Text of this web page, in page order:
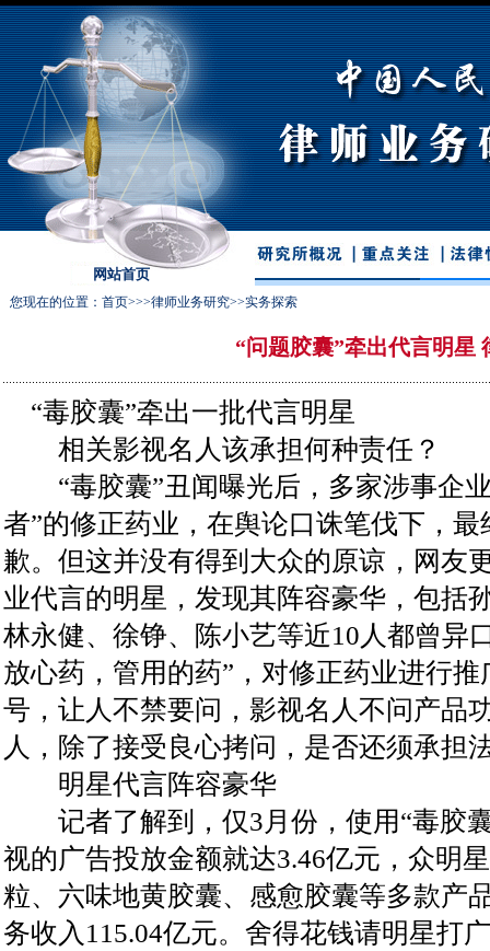
网站首页
您现在的位置： 首页>>>律师业务研究>>实务探索
“问题胶囊”牵出代言明星
“毒胶囊”牵出一批代言明星
相关影视名人该承担何种责任？
“毒胶囊”丑闻曝光后，多家涉事企
者”的修正药业，在舆论口诛笔伐下，
歉。但这并没有得到大众的原谅，网友
业代言的明星，发现其阵容豪华，包括
林永健、徐铮、陈小艺等近10人都曾异
放心药，管用的药”，对修正药业进行
号，让人不禁要问，影视名人不问产品
人，除了接受良心拷问，是否还须承担
明星代言阵容豪华
记者了解到，仅3月份，使用“毒胶
视的广告投放金额就达3.46亿元，众明
粒、六味地黄胶囊、感愈胶囊等多款产
务收入115.04亿元。舍得花钱请明星打